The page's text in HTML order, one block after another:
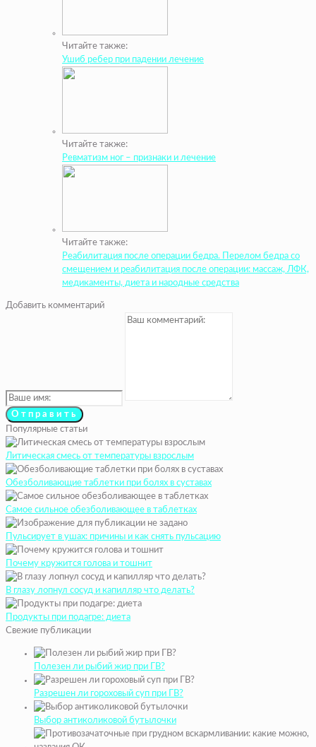
Читайте также:
Ушиб ребер при падении лечение
Читайте также:
Ревматизм ног – признаки и лечение
Читайте также:
Реабилитация после операции бедра. Перелом бедра со
смещением и реабилитация после операции: массаж, ЛФК,
медикаменты, диета и народные средства
Добавить комментарий
Популярные статьи
Литическая смесь от температуры взрослым
Обезболивающие таблетки при болях в суставах
Самое сильное обезболивающее в таблетках
Пульсирует в ушах: причины и как снять пульсацию
Почему кружится голова и тошнит
В глазу лопнул сосуд и капилляр что делать?
Продукты при подагре: диета
Свежие публикации
Полезен ли рыбий жир при ГВ?
Разрешен ли гороховый суп при ГВ?
Выбор антиколиковой бутылочки